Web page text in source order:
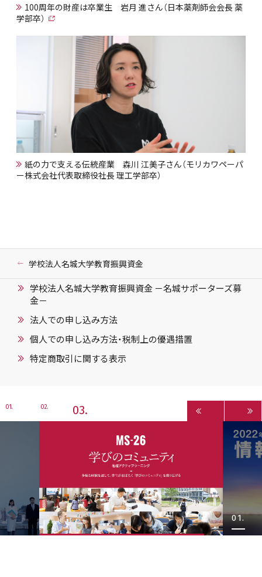
100周年の財産は卒業生 岩月 進さん（日本薬剤師会会長 薬
学部卒）
紙の力で支える伝統産業 森川 江美子さん（モリカワペーパ
ー株式会社代表取締役社長 理工学部卒）
学校法人名城大学教育振興資金
学校法人名城大学教育振興資金 －名城サポーターズ募
金－
法人での申し込み方法
個人での申し込み方法・税制上の優遇措置
特定商取引に関する表示
1 2 3